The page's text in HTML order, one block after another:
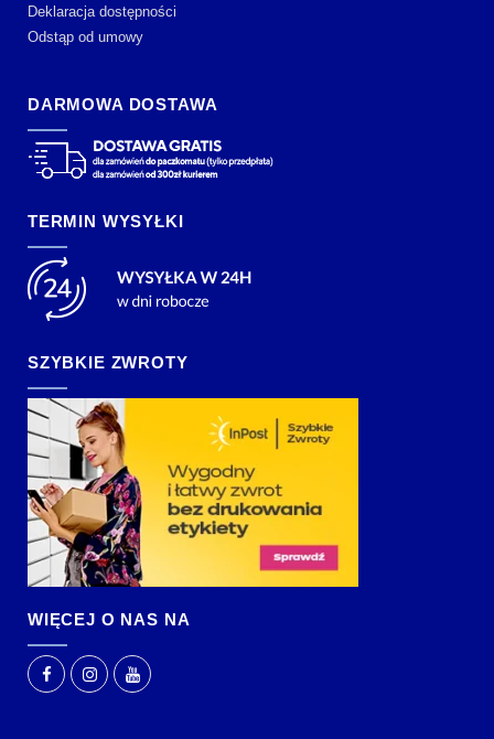
Deklaracja dostępności
Odstąp od umowy
DARMOWA DOSTAWA
TERMIN WYSYŁKI
SZYBKIE ZWROTY
WIĘCEJ O NAS NA